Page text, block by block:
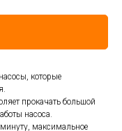
которые
прокачать большой
насоса.
максимальное